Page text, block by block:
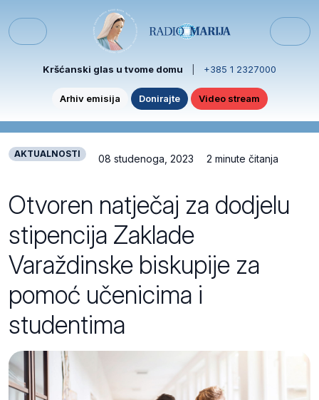
Menu
Kršćanski glas u tvome domu +385 1 2327000
Arhiv emisija Donirajte Video stream
AKTUALNOSTI 08 studenoga, 2023 2 minute čitanja
Otvoren natječaj za dodjelu
stipencija Zaklade
Varaždinske biskupije za
pomoć učenicima i
studentima